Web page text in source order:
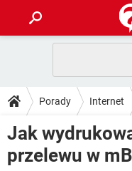
GRY
SPOTIFY
INSTAGRAM
PORADY
PlayStation
GRY
DO POBRANIA
ANDROID
FORUM
Porady Internet
Jak
przelewu w